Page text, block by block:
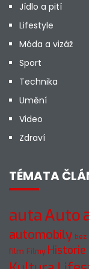
Jídlo a pití
Lifestyle
Móda a vizáž
Sport
Technika
Umění
Video
Zdraví
TÉMATA
autaAuto
automobily bez
film Filmy Historie